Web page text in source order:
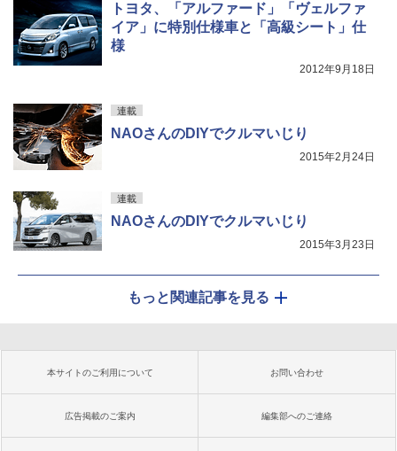
トヨタ、「アルファード」「ヴェルファ
イア」に特別仕様車と「高級シート」仕
様
2012年9月18日
連載
NAOさんのDIYでクルマいじり
2015年2月24日
連載
NAOさんのDIYでクルマいじり
2015年3月23日
もっと関連記事を見る
本サイトのご利用について お問い合わせ
広告掲載のご案内 編集部へのご連絡